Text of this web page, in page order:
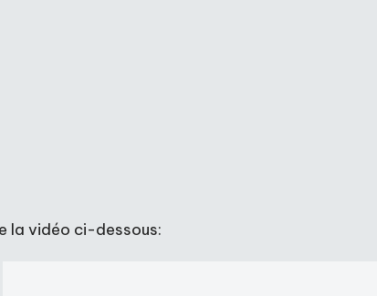
la vidéo ci-dessous: